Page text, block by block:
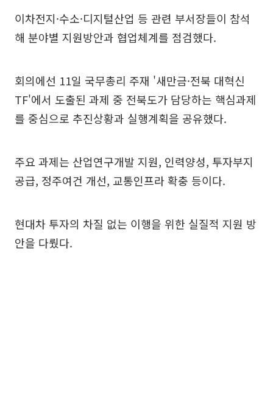
이차전지·수소·디지털산업 등 관련 부서장들이 참석
해 분야별 지원방안과 협업체계를 점검했다.
회의에선 11일 국무총리 주재 '새만금·전북 대혁신
TF'에서 도출된 과제 중 전북도가 담당하는 핵심과제
를 중심으로 추진상황과 실행계획을 공유했다.
주요 과제는 산업연구개발 지원, 인력양성, 투자부지
공급, 정주여건 개선, 교통인프라 확충 등이다.
현대차 투자의 차질 없는 이행을 위한 실질적 지원 방
안을 다뤘다.